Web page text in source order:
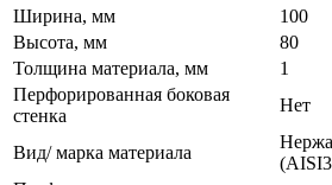
Ширина, мм
100
Высота, мм
80
Толщина материала, мм
1
Перфорированная боковая
стенка
Нет
Вид/ марка материала